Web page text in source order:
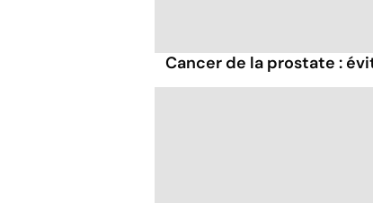
Cancer de la prostate :